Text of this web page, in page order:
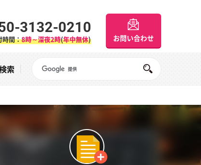
3132-0210
時間：8時～深夜2時(年中無休) お問い合わせ
索